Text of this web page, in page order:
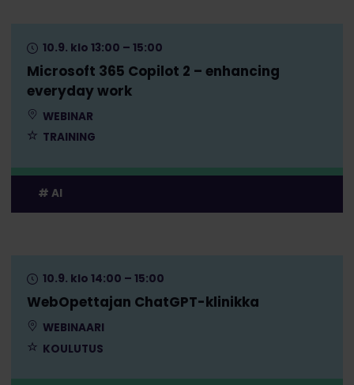
Microsoft 365 Copilot 2 – enhancing
everyday work
10.9. klo 13:00 – 15:00
WEBINAR
TRAINING
AI
WebOpettajan ChatGPT-klinikka
10.9. klo 14:00 – 15:00
WEBINAARI
KOULUTUS